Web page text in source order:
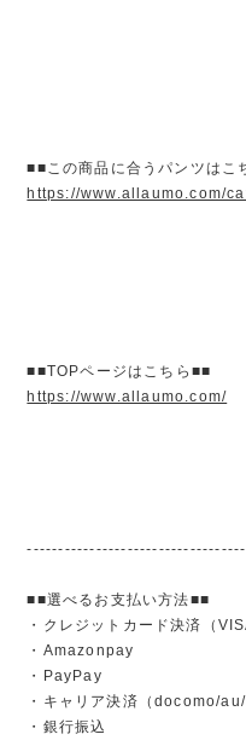
■■この商品に合うパンツはこ
https://www.allaumo.com/
■■TOPページはこちら■■
https://www.allaumo.com/
■■選べるお支払い方法■■
・クレジットカード決済（
・Amazonpay
・PayPay
・キャリア決済（docomo/
・銀行振込